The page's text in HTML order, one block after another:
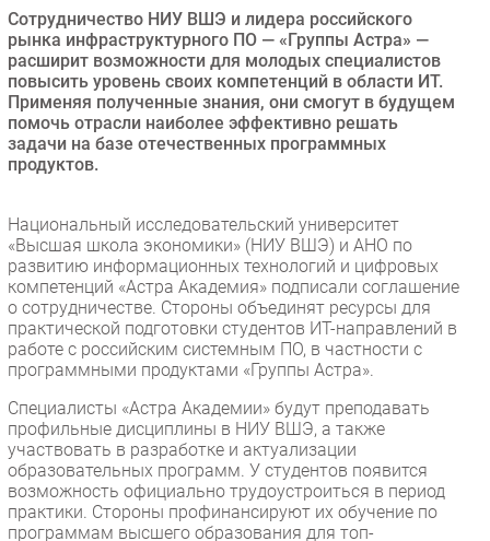
Инновации
CIO/Управление ИТ
Гаджеты
Здоровье
РАЗДЕЛЫ
Новости
Аналитика
Интервью
Мероприятия
Проекты
IT класс
Тестовый стенд
Каталог компаний
Сотрудничество НИУ ВШЭ и лидера российского
рынка инфраструктурного ПО — «Группы Астра» —
расширит возможности для молодых специалистов
повысить уровень своих компетенций в области ИТ.
Применяя полученные знания, они смогут в будущем
помочь отрасли наиболее эффективно решать
задачи на базе отечественных программных
продуктов.
Национальный исследовательский университет
«Высшая школа экономики» (НИУ ВШЭ) и АНО по
развитию информационных технологий и цифровых
компетенций «Астра Академия» подписали соглашение
о сотрудничестве. Стороны объединят ресурсы для
практической подготовки студентов ИТ-направлений в
работе с российским системным ПО, в частности с
программными продуктами «Группы Астра».
Специалисты «Астра Академии» будут преподавать
профильные дисциплины в НИУ ВШЭ, а также
участвовать в разработке и актуализации
образовательных программ. У студентов появится
возможность официально трудоустроиться в период
практики. Стороны профинансируют их обучение по
программам высшего образования для топ-